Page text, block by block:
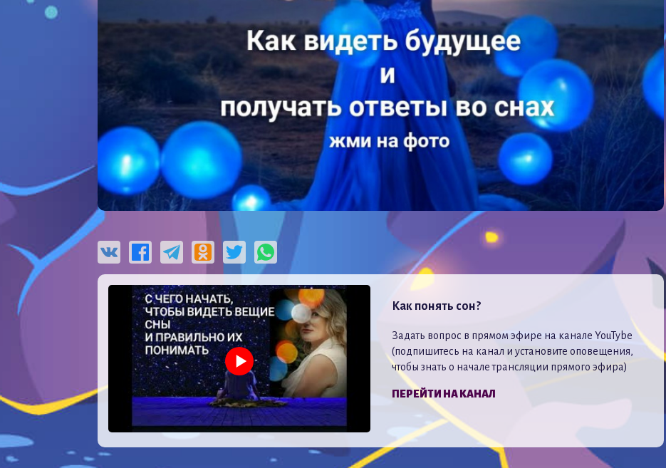
Как понять сон?
Задать вопрос в прямом эфире на канале YouTybe
(подпишитесь на канал и установите оповещения,
чтобы знать о начале трансляции прямого эфира)
ПЕРЕЙТИ НА КАНАЛ